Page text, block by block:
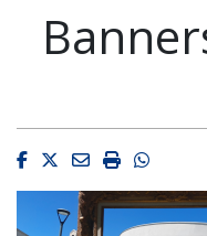
Facebook
Twitter
EmailImprimir